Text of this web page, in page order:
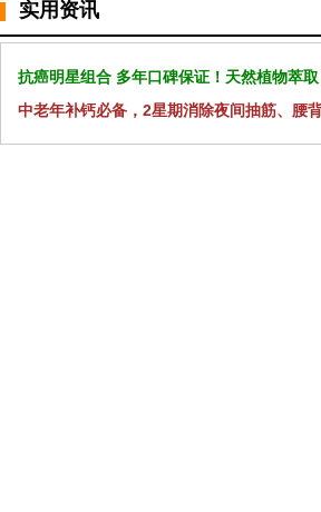
实用资讯
抗癌明星组合 多年口碑保证！天然植物萃
中老年补钙必备，2星期消除夜间抽筋、腰